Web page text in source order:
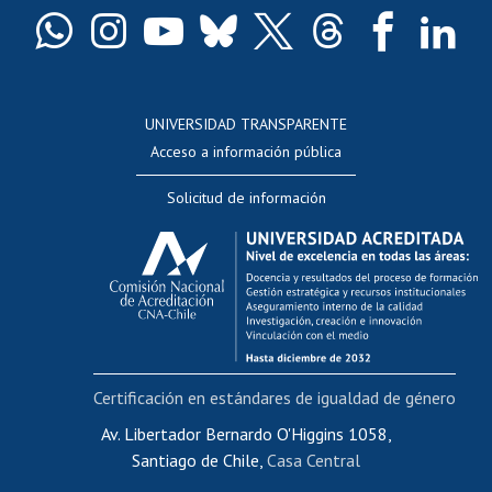
Docentes
Evaluación docente
Calificación académica
Postulación al AUCAI
Funcionarias/os
Cursos internos de capacitación
Bienestar del personal
Portal de movilidad interna
Certificado de renta
Certificado de renta honorarios
UNIVERSIDAD TRANSPARENTE
Acceso a información pública
Solicitud de información
Av. Libertador Bernardo O'Higgins 1058,
Santiago de Chile, Casa Central
Certificación en estándares de igualdad de género